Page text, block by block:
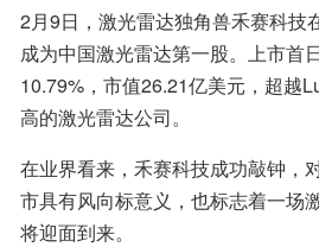
2月9日，激光雷达独角兽禾赛科技
成为中国激光雷达第一股。上市首
10.79%，市值26.21亿美元，超越
高的激光雷达公司。
在业界看来，禾赛科技成功敲钟，
市具有风向标意义，也标志着一场
将迎面到来。